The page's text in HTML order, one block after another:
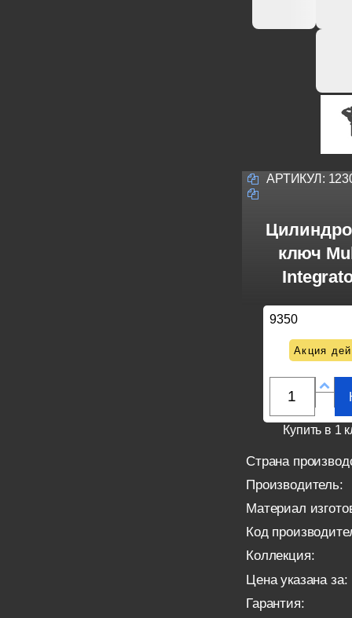
АРТИКУЛ:
ключ
9350
Акция
Купить в 1
Страна
Производитель:
Материал
Код
Коллекция:
Цена указана за:
Гарантия: